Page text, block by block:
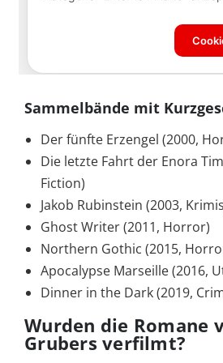
Sammelbände mit
Der fünfte Erzengel (2000,
Die letzte Fahrt der Enora
Fiction)
Jakob Rubinstein (2003,
Ghost Writer (2011, Horror)
Northern Gothic (2015,
Apocalypse Marseille (2016,
Dinner in the Dark (2019,
Wurden die Romane
Grubers verfilmt?